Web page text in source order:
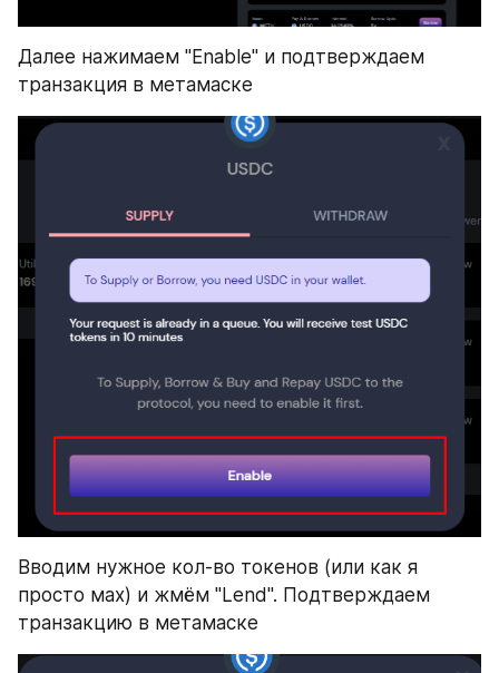
Далее нажимаем "Enable" и подтверждаем
транзакция в метамаске
Вводим нужное кол-во токенов (или как я
просто мах) и жмём "Lend". Подтверждаем
транзакцию в метамаске